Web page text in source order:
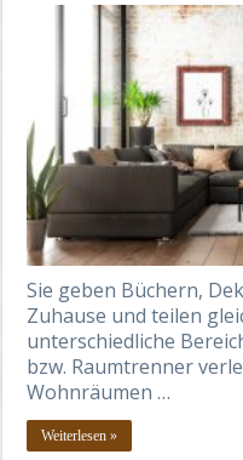
Sie geben Büchern,
Zuhause und teilen
unterschiedliche
bzw. Raumtrenner
Wohnräumen …
Weiterlesen »